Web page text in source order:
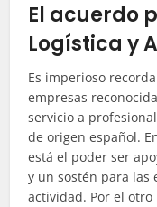
El acuerdo
Logística y
Es imperioso
empresas
servicio a
de origen español.
está el poder ser
y un sostén para las
actividad. Por el otro